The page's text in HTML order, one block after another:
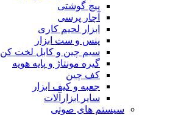
پیچ گوشتی
آچار پرسی
ابزار لحیم کاری
پنس و ست ابزار
سیم چین و کابل لخت کن
گیره مونتاژ و پایه هویه
کف چین
جعبه و کیف ابزار
سایر ابزارآلات
سیستم های صوتی